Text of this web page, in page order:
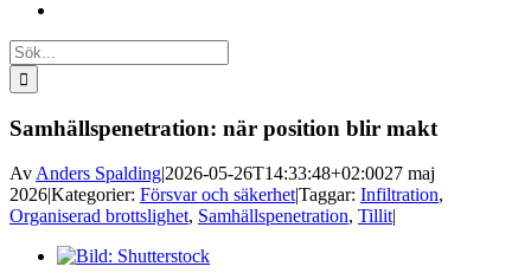
Sök
efter:
Samhällspenetration: när position blir makt
AvAnders Spalding|2026-05-26T14:33:48+02:0027 maj
2026|Kategorier: Försvar och säkerhet|Taggar: Infiltration,
Organiserad brottslighet, Samhällspenetration, Tillit|
Visa